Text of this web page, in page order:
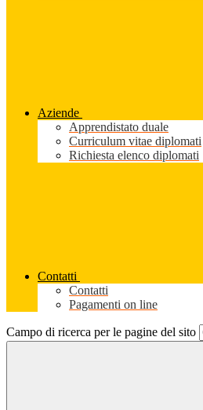
Aziende
Apprendistato duale
Curriculum vitae diplomati
Richiesta elenco diplomati
Contatti
Contatti
Pagamenti on line
Campo di ricerca per le pagine del sito